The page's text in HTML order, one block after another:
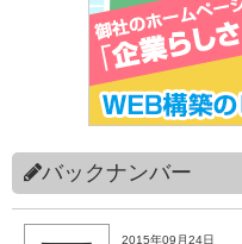
バックナンバー
2015年09月24日